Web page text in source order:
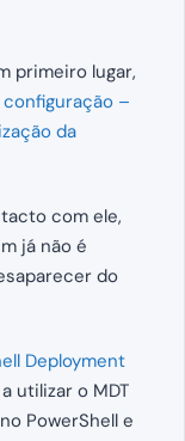
primeiro lugar,
configuração –
da
com ele,
já não é
do
Deployment
utilizar o MDT
PowerShell e